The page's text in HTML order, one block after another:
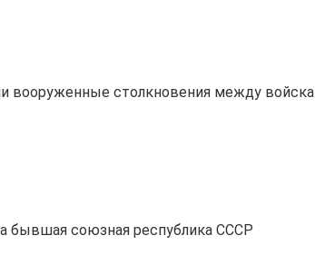
вооруженные столкновения между
бывшая союзная республика СССР